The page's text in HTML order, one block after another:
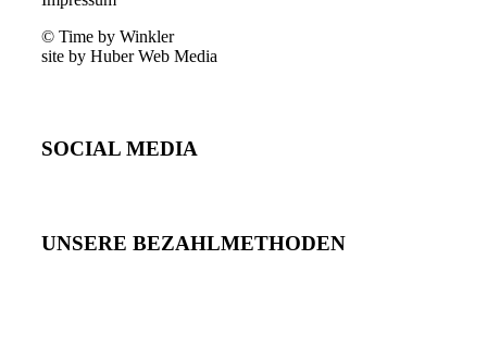
© Time by Winkler
site by Huber Web Media
SOCIAL MEDIA
UNSERE BEZAHLMETHODEN